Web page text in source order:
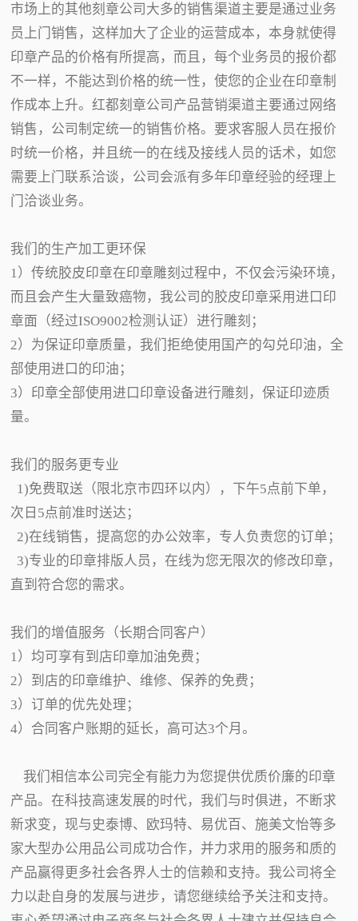
市场上的其他刻章公司大多的销售渠道主要是通过业务
员上门销售，这样加大了企业的运营成本，本身就使得
印章产品的价格有所提高，而且，每个业务员的报价都
不一样，不能达到价格的统一性，使您的企业在印章制
作成本上升。红都刻章公司产品营销渠道主要通过网络
销售，公司制定统一的销售价格。要求客服人员在报价
时统一价格，并且统一的在线及接线人员的话术，如您
需要上门联系洽谈，公司会派有多年印章经验的经理上
门洽谈业务。
我们的生产加工更环保
1）传统胶皮印章在印章雕刻过程中，不仅会污染环境，
而且会产生大量致癌物，我公司的胶皮印章采用进口印
章面（经过ISO9002检测认证）进行雕刻；
2）为保证印章质量，我们拒绝使用国产的勾兑印油，全
部使用进口的印油；
3）印章全部使用进口印章设备进行雕刻，保证印迹质
量。
我们的服务更专业
1)免费取送（限北京市四环以内），下午5点前下单，
次日5点前准时送达；
2)在线销售，提高您的办公效率，专人负责您的订单；
3)专业的印章排版人员，在线为您无限次的修改印章，
直到符合您的需求。
我们的增值服务（长期合同客户）
1）均可享有到店印章加油免费；
2）到店的印章维护、维修、保养的免费；
3）订单的优先处理；
4）合同客户账期的延长，高可达3个月。
我们相信本公司完全有能力为您提供优质价廉的印章
产品。在科技高速发展的时代，我们与时俱进，不断求
新求变，现与史泰博、欧玛特、易优百、施美文怡等多
家大型办公用品公司成功合作，并力求用的服务和质的
产品赢得更多社会各界人士的信赖和支持。我公司将全
力以赴自身的发展与进步，请您继续给予关注和支持。